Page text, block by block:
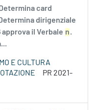
card
dirigenziale
il Verbale n.
E CULTURA
PR 2021-